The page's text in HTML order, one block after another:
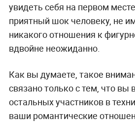
увидеть себя на первом
приятный шок человеку, не
никакого отношения к
вдвойне неожиданно.
Как вы думаете, такое
связано только с тем, что вы
остальных участников в
ваши романтические